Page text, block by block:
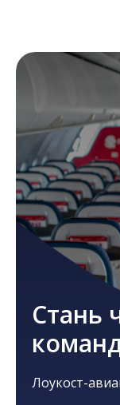
Стань
Лоукост-